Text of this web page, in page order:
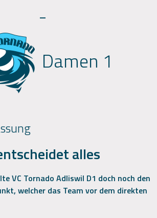
-
Damen 1
alles
VC Tornado Adliswil D1 doch noch den
welcher das Team vor dem direkten